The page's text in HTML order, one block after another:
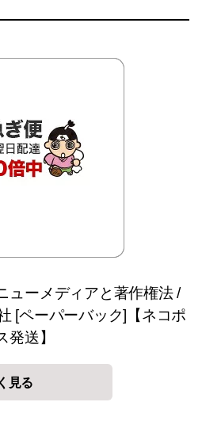
ューメディアと著作権法 /
[ペーパーバック]【ネコポ
発送】
見る